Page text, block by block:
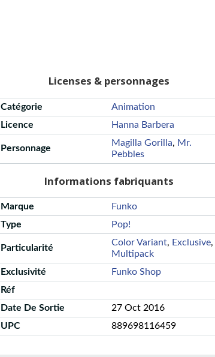
Licenses & personnages
Catégorie
Animation
Licence
Hanna Barbera
Personnage
Magilla Gorilla, Mr.
Pebbles
Informations fabriquants
Marque
Funko
Type
Pop!
Particularité
Color Variant, Exclusive,
Multipack
Exclusivité
Funko Shop
Réf
Date De Sortie
27 Oct 2016
UPC
889698116459